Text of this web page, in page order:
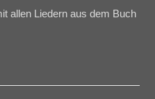
allen Liedern aus dem Buch